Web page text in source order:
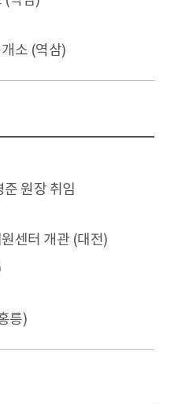
소 (역삼)
원장 취임
센터 개관 (대전)
릉)